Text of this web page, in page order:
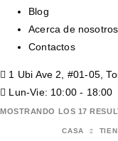
Blog
Acerca de nosotros
Contactos
1 Ubi Ave 2, #01-05,
Lun-Vie: 10:00 - 18:00
MOSTRANDO LOS 17
CASA